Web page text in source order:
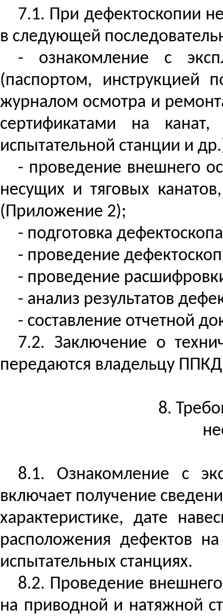
7.1. При дефектоскопии
в следующей
- ознакомление с
(паспортом, инструкцией
журналом осмотра и
сертификатами на
испытательной станции и
- проведение внешнего
несущих и тяговых
(Приложение 2);
- подготовка
- проведение
- проведение
- анализ результатов
- составление отчетной
7.2. Заключение о
передаются владельцу
8.
8.1. Ознакомление с
включает получение
характеристике, дате
расположения дефектов
испытательных станциях.
8.2. Проведение внешнего
на приводной и натяжной